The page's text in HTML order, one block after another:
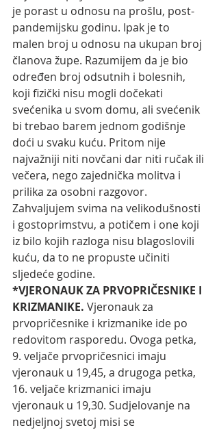
je porast u odnosu na prošlu, post-
pandemijsku godinu. Ipak je to
malen broj u odnosu na ukupan broj
članova župe. Razumijem da je bio
određen broj odsutnih i bolesnih,
koji fizički nisu mogli dočekati
svećenika u svom domu, ali svećenik
bi trebao barem jednom godišnje
doći u svaku kuću. Pritom nije
najvažniji niti novčani dar niti ručak ili
večera, nego zajednička molitva i
prilika za osobni razgovor.
Zahvaljujem svima na velikodušnosti
i gostoprimstvu, a potičem i one koji
iz bilo kojih razloga nisu blagoslovili
kuću, da to ne propuste učiniti
sljedeće godine.
*VJERONAUK ZA PRVOPRIČESNIKE I
KRIZMANIKE. Vjeronauk za
prvopričesnike i krizmanike ide po
redovitom rasporedu. Ovoga petka,
9. veljače prvopričesnici imaju
vjeronauk u 19,45, a drugoga petka,
16. veljače krizmanici imaju
vjeronauk u 19,30. Sudjelovanje na
nedjeljnoj svetoj misi se